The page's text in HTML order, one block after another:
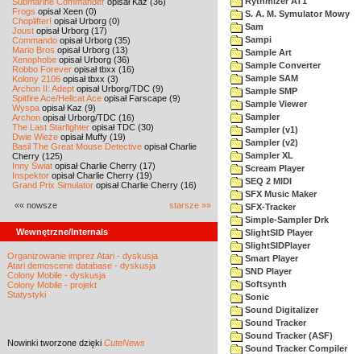
Frogs opisał Xeen (0)
Choplifter! opisał Urborg (0)
Joust opisał Urborg (17)
Commando opisał Urborg (35)
Mario Bros opisał Urborg (13)
Xenophobe opisał Urborg (36)
Robbo Forever opisał tbxx (16)
Kolony 2106 opisał tbxx (3)
Archon II: Adept opisał Urborg/TDC (9)
Spitfire Ace/Hellcat Ace opisał Farscape (9)
Wyspa opisał Kaz (9)
Archon opisał Urborg/TDC (16)
The Last Starfighter opisał TDC (30)
Dwie Wieże opisał Muffy (19)
Basil The Great Mouse Detective opisał Charlie
Cherry (125)
Inny Świat opisał Charlie Cherry (17)
Inspektor opisał Charlie Cherry (19)
Grand Prix Simulator opisał Charlie Cherry (16)
«« nowsze starsze »»
Wewnętrzne/Internals
Organizowanie imprez Atari - dyskusja
Atari demoscene database - dyskusja
Colony Mobile - dyskusja
Colony Mobile - projekt
Statystyki
Nowinki tworzone dzięki CuteNews
S. A. M. Symulator Mowy
Sam
Sampi
Sample Art
Sample Converter
Sample SAM
Sample SMP
Sample Viewer
Sampler
Sampler (v1)
Sampler (v2)
Sampler XL
Scream Player
SEQ 2 MIDI
SFX Music Maker
SFX-Tracker
Simple-Sampler Drk
SlightSID Player
SlightSIDPlayer
Smart Player
SND Player
Softsynth
Sonic
Sound Digitalizer
Sound Tracker
Sound Tracker (ASF)
Sound Tracker Compiler